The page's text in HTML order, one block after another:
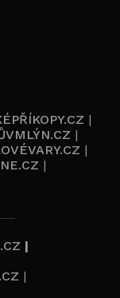
|
|
|
|
|
|